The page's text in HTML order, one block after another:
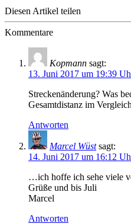
Diesen Artikel teilen
Kommentare
Kopmann sagt:
13. Juni 2017 um 19:39
Streckenänderung? Was
Gesamtdistanz im
Antworten
Marcel Wüst sagt:
14. Juni 2017 um 16:12
…ich hoffe ich sehe viele
Grüße und bis Juli
Marcel
Antworten